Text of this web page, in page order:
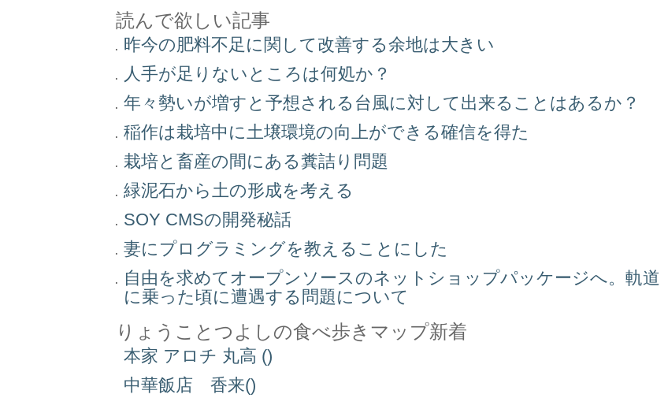
読んで欲しい記事
昨今の肥料不足に関して改善する余地は大きい
人手が足りないところは何処か？
年々勢いが増すと予想される台風に対して出来ることはあるか？
稲作は栽培中に土壌環境の向上ができる確信を得た
栽培と畜産の間にある糞詰り問題
緑泥石から土の形成を考える
SOY CMSの開発秘話
妻にプログラミングを教えることにした
自由を求めてオープンソースのネットショップパッケージへ。軌道
に乗った頃に遭遇する問題について
りょうことつよしの食べ歩きマップ新着
本家 アロチ 丸高 ()
中華飯店 香来()